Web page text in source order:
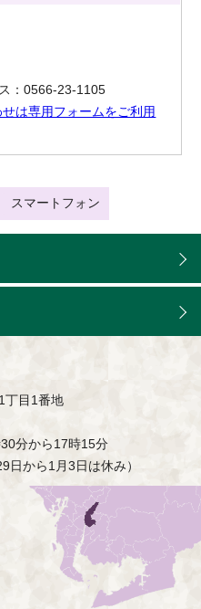
：0566-23-1105
は専用フォームをご利用
スマートフォン
目1番地
分から17時15分
日から1月3日は休み）